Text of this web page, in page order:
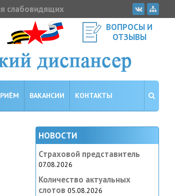
слабовидящих
ВОПРОСЫ И
ОТЗЫВЫ
ВАКАНСИИ КОНТАКТЫ
НОВОСТИ
Страховой представитель
07.08.2026
Количество актуальных
слотов 05.08.2026